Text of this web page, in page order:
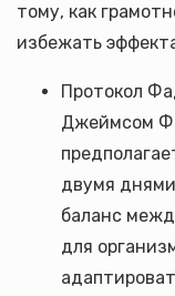
тому, как
избежать
Протокол
Джеймсом
двумя
баланс
для